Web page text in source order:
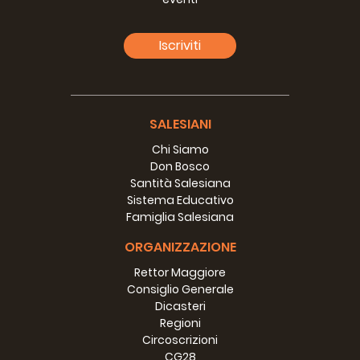
[385] Dopo aver spiegato ciò che si era fatto, aggiunge:
«Mentre alcuni si occupano così ad insegnare arti,
E in una lettera a don Bodrato dice come era stato mosso
«ad ac­cettare... l'offerta delle missioni destinate alla
civilizzazione ed evan­gelizzazione degli abitanti in quelle
vaste ed incolte regioni» e come «nel desiderio di rendere
ognor più stabile l'opera civilizzatrice tra quei popoli e
arti, dei mestieri, dell'agricoltura» si era recato dal S.
Una formula sempre valida
Sull'esempio di Don Bosco, la nostra collaborazione per lo
svi­luppo è principalmente la educazione, la qualificazione
e formazione degli uomini, che sono i fattori principali dello
Iscriviti
SALESIANI
Chi Siamo
Don Bosco
Santità Salesiana
Sistema Educativo
Famiglia Salesiana
ORGANIZZAZIONE
Rettor Maggiore
Consiglio Generale
Dicasteri
Regioni
Circoscrizioni
CG28